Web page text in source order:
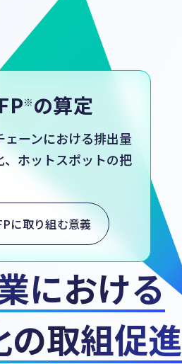
における
の取組促進
における
の取組促進
※ の算定
ェーンにおける排出量
、ホットスポットの把
に取り組む意義